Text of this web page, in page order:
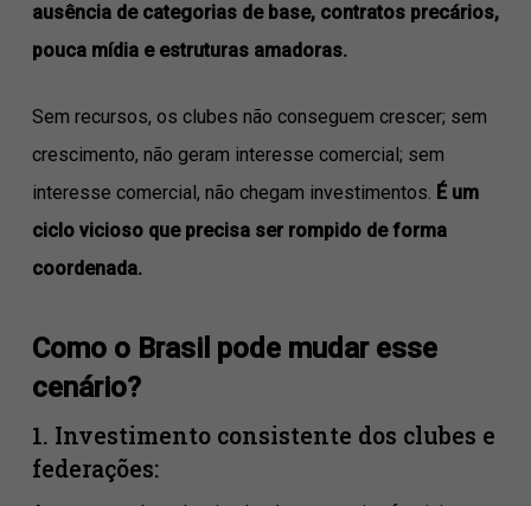
ausência de categorias de base, contratos precários,
pouca mídia e estruturas amadoras.
Sem recursos, os clubes não conseguem crescer; sem
crescimento, não geram interesse comercial; sem
interesse comercial, não chegam investimentos. É um
ciclo vicioso que precisa ser rompido de forma
coordenada.
Como o Brasil pode mudar esse
cenário?
1. Investimento consistente dos clubes e
federações: